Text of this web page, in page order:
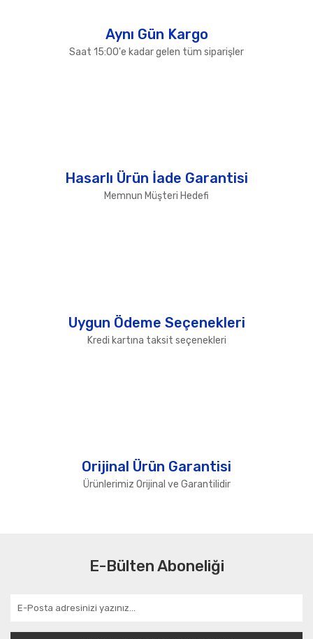
Aynı Gün Kargo
Saat 15:00'e kadar gelen tüm siparişler
Hasarlı Ürün İade Garantisi
Memnun Müşteri Hedefi
Uygun Ödeme Seçenekleri
Kredi kartına taksit seçenekleri
Orijinal Ürün Garantisi
Ürünlerimiz Orijinal ve Garantilidir
E-Bülten Aboneliği